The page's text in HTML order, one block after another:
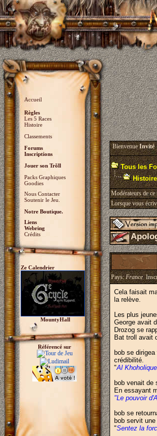
Accueil
Règles
Les 5 Races
Histoire
Classements
Forums
Inscriptions
Jouer son Trõll
Packs Graphiques
Goodies
Nous Contacter
Soutenir le Jeu.
Notre Boutique.
Liens
Webring
Crédits
Ze Calendrier
MountyHall
Référencé sur
BienvenueInvité
Tous les
Modérateurs de
Lorsque vous
Pays:France
Cela faisait
la relève.
Les plus
George avait
Drozog se
Bat troll avait
bob se
crédibilité.
"Al
bob venait de
En essayant
"Le pouvoir
bob se
bob servit
"Sentez la